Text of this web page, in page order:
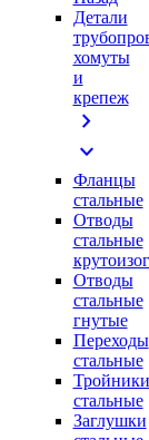
Детали
хомуты
и
крепеж
chevron_right
expand_more
Фланцы
стальные
Отводы
стальные
Отводы
стальные
гнутые
Переходы
стальные
Тройники
стальные
Заглушки